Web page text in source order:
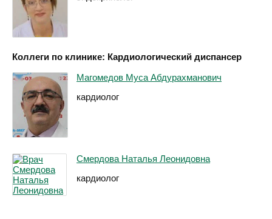
Коллеги по клинике: Кардиологический диспансер
Магомедов Муса Абдурахманович
кардиолог
Смердова Наталья Леонидовна
кардиолог